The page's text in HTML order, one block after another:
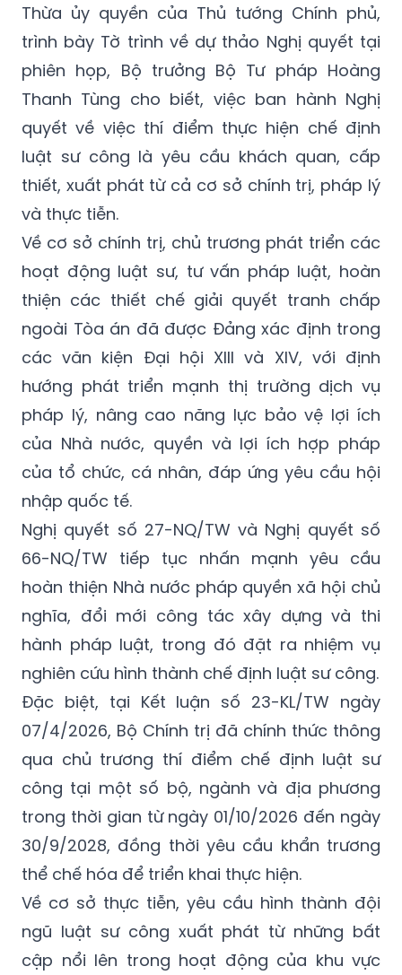
Thừa ủy quyền của Thủ tướng Chính phủ,
trình bày Tờ trình về dự thảo Nghị quyết tại
phiên họp, Bộ trưởng Bộ Tư pháp Hoàng
Thanh Tùng cho biết, việc ban hành Nghị
quyết về việc thí điểm thực hiện chế định
luật sư công là yêu cầu khách quan, cấp
thiết, xuất phát từ cả cơ sở chính trị, pháp lý
và thực tiễn.
Về cơ sở chính trị, chủ trương phát triển các
hoạt động luật sư, tư vấn pháp luật, hoàn
thiện các thiết chế giải quyết tranh chấp
ngoài Tòa án đã được Đảng xác định trong
các văn kiện Đại hội XIII và XIV, với định
hướng phát triển mạnh thị trường dịch vụ
pháp lý, nâng cao năng lực bảo vệ lợi ích
của Nhà nước, quyền và lợi ích hợp pháp
của tổ chức, cá nhân, đáp ứng yêu cầu hội
nhập quốc tế.
Nghị quyết số 27-NQ/TW và Nghị quyết số
66-NQ/TW tiếp tục nhấn mạnh yêu cầu
hoàn thiện Nhà nước pháp quyền xã hội chủ
nghĩa, đổi mới công tác xây dựng và thi
hành pháp luật, trong đó đặt ra nhiệm vụ
nghiên cứu hình thành chế định luật sư công.
Đặc biệt, tại Kết luận số 23-KL/TW ngày
07/4/2026, Bộ Chính trị đã chính thức thông
qua chủ trương thí điểm chế định luật sư
công tại một số bộ, ngành và địa phương
trong thời gian từ ngày 01/10/2026 đến ngày
30/9/2028, đồng thời yêu cầu khẩn trương
thể chế hóa để triển khai thực hiện.
Về cơ sở thực tiễn, yêu cầu hình thành đội
ngũ luật sư công xuất phát từ những bất
cập nổi lên trong hoạt động của khu vực